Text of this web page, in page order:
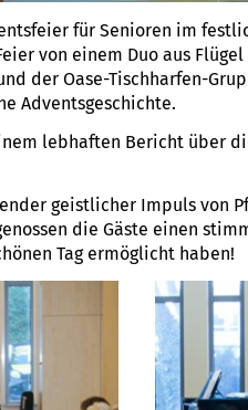
für Senioren im
von einem Duo aus
der Oase-Tischharfen-
Adventsgeschichte.
lebhaften Bericht über
geistlicher Impuls von
die Gäste einen
Tag ermöglicht haben!